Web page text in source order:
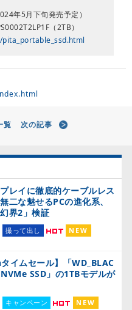
年5月下旬発売予定）
（2TB）
覧 次の記事
レイに徹底的ケーブルレス
二な魅せるPCの進化系、
界2」検証
撮って出し NEW
イムセール】「WD_BLAC
SSD」の1TBモデルが
キャンペーン NEW